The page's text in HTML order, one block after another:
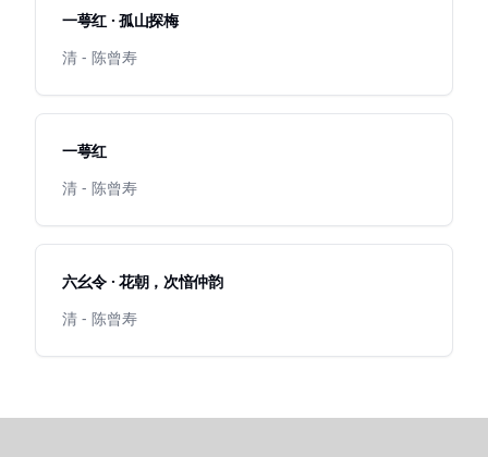
一萼红 · 孤山探梅
清 - 陈曾寿
一萼红
清 - 陈曾寿
六幺令 · 花朝，次愔仲韵
清 - 陈曾寿